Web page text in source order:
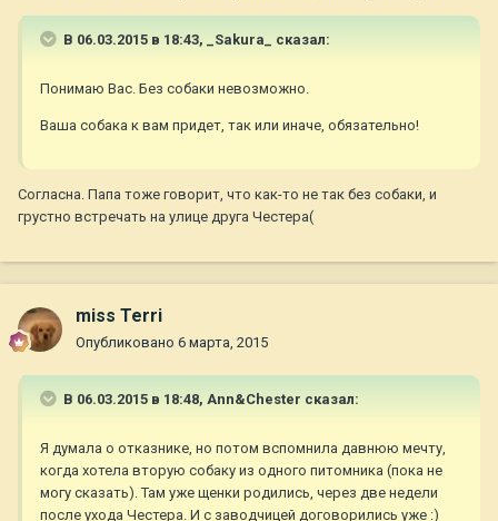
В 06.03.2015 в 18:43, _Sakura_ сказал:
Понимаю Вас. Без собаки невозможно.
Ваша собака к вам придет, так или иначе, обязательно!
Согласна. Папа тоже говорит, что как-то не так без собаки, и
грустно встречать на улице друга Честера(
miss Terri
Опубликовано 6 марта, 2015
В 06.03.2015 в 18:48, Ann&Chester сказал:
Я думала о отказнике, но потом вспомнила давнюю мечту,
когда хотела вторую собаку из одного питомника (пока не
могу сказать). Там уже щенки родились, через две недели
после ухода Честера. И с заводчицей договорились уже :)